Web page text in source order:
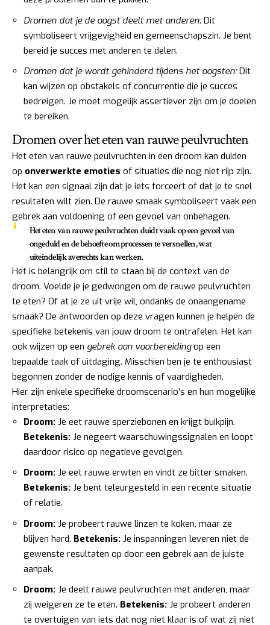
Dromen dat je de oogst deelt met anderen:Dit
symboliseert vrijgevigheid en gemeenschapszin. Je bent
bereid je succes met anderen te delen.
Dromen dat je wordt gehinderd tijdens het oogsten:Dit
kan wijzen op obstakels of concurrentie die je succes
bedreigen. Je moet mogelijk assertiever zijn om je doelen
te bereiken.
Dromen over het eten van rauwe peulvruchten
Het eten van rauwe peulvruchten in een droom kan duiden
op onverwerkte emoties of situaties die nog niet rijp zijn.
Het kan een signaal zijn dat je iets forceert of dat je te snel
resultaten wilt zien. De rauwe smaak symboliseert vaak een
gebrek aan voldoening of een gevoel van onbehagen.
Het eten van rauwe peulvruchten duidt vaak op een gevoel van
ongeduld en de behoefte om processen te versnellen, wat
uiteindelijk averechts kan werken.
Het is belangrijk om stil te staan bij de context van de
droom. Voelde je je gedwongen om de rauwe peulvruchten
te eten? Of at je ze uit vrije wil, ondanks de onaangename
smaak? De antwoorden op deze vragen kunnen je helpen de
specifieke betekenis van jouw droom te ontrafelen. Het kan
ook wijzen op een gebrek aan voorbereidingop een
bepaalde taak of uitdaging. Misschien ben je te enthousiast
begonnen zonder de nodige kennis of vaardigheden.
Hier zijn enkele specifieke droomscenario’s en hun mogelijke
interpretaties:
Droom: Je eet rauwe sperziebonen en krijgt buikpijn.
Betekenis: Je negeert waarschuwingssignalen en loopt
daardoor risico op negatieve gevolgen.
Droom: Je eet rauwe erwten en vindt ze bitter smaken.
Betekenis: Je bent teleurgesteld in een recente situatie
of relatie.
Droom: Je probeert rauwe linzen te koken, maar ze
blijven hard. Betekenis: Je inspanningen leveren niet de
gewenste resultaten op door een gebrek aan de juiste
aanpak.
Droom: Je deelt rauwe peulvruchten met anderen, maar
zij weigeren ze te eten. Betekenis: Je probeert anderen
te overtuigen van iets dat nog niet klaar is of wat zij niet